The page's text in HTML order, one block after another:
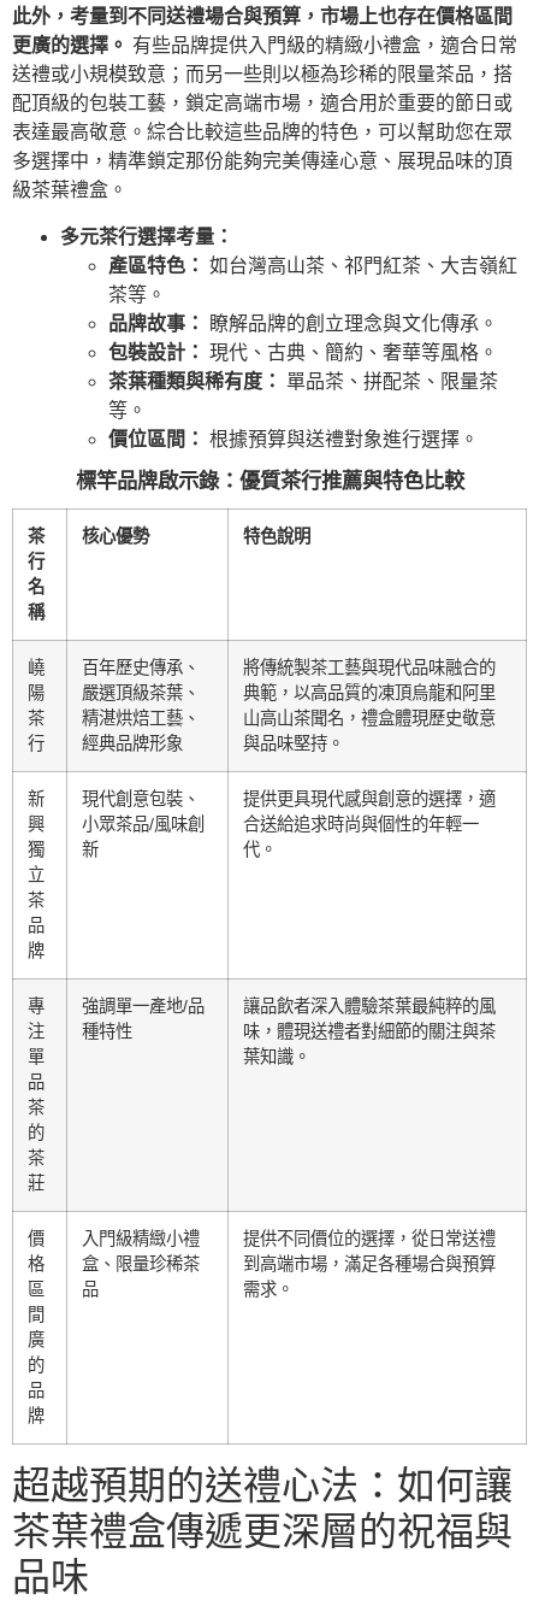
此外，考量到不同送禮場合與預算，市場上也存在價格區間
更廣的選擇。 有些品牌提供入門級的精緻小禮盒，適合日常
送禮或小規模致意；而另一些則以極為珍稀的限量茶品，搭
配頂級的包裝工藝，鎖定高端市場，適合用於重要的節日或
表達最高敬意。綜合比較這些品牌的特色，可以幫助您在眾
多選擇中，精準鎖定那份能夠完美傳達心意、展現品味的頂
級茶葉禮盒。
多元茶行選擇考量：
產區特色： 如台灣高山茶、祁門紅茶、大吉嶺紅
茶等。
品牌故事：
瞭解品牌的創立理念與文化傳承。
包裝設計： 現代、古典、簡約、奢華等風格。
茶葉種類與稀有度：
單品茶、拼配茶、限量茶
等。
價位區間： 根據預算與送禮對象進行選擇。
標竿品牌啟示錄：優質茶行推薦與特色比較
茶
行
名
稱
核心優勢 特色說明
嶢
陽
茶
行
百年歷史傳承、
嚴選頂級茶葉、
精湛烘焙工藝、
經典品牌形象
將傳統製茶工藝與現代品味融合的
典範，以高品質的凍頂烏龍和阿里
山高山茶聞名，禮盒體現歷史敬意
與品味堅持。
新
興
獨
立
茶
品
牌
現代創意包裝、
小眾茶品/風味創
新
提供更具現代感與創意的選擇，適
合送給追求時尚與個性的年輕一
代。
專
注
單
品
茶
的
茶
莊
強調單一產地/品
種特性
讓品飲者深入體驗茶葉最純粹的風
味，體現送禮者對細節的關注與茶
葉知識。
價
格
區
間
廣
的
品
牌
入門級精緻小禮
盒、限量珍稀茶
品
提供不同價位的選擇，從日常送禮
到高端市場，滿足各種場合與預算
需求。
超越預期的送禮心法：如何讓
茶葉禮盒傳遞更深層的祝福與
品味